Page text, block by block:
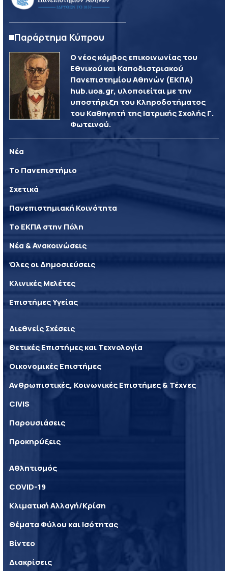
Παράρτημα Κύπρου
Ο νέος κόμβος επικοινωνίας του
Εθνικού και Καποδιστριακού
Πανεπιστημίου Αθηνών (ΕΚΠΑ)
hub.uoa.gr, υλοποιείται με την
υποστήριξη του Κληροδοτήματος
του Καθηγητή της Ιατρικής Σχολής Γ.
Φωτεινού.
Νέα
Το Πανεπιστήμιο
Σχετικά
Πανεπιστημιακή Κοινότητα
Το ΕΚΠΑ στην Πόλη
Νέα & Ανακοινώσεις
Όλες οι Δημοσιεύσεις
Κλινικές Μελέτες
Επιστήμες Υγείας
Διεθνείς Σχέσεις
Θετικές Επιστήμες και Τεχνολογία
Οικονομικές Επιστήμες
Ανθρωπιστικές, Κοινωνικές Επιστήμες & Τέχνες
CIVIS
Παρουσιάσεις
Προκηρύξεις
Αθλητισμός
COVID-19
Κλιματική Αλλαγή/Κρίση
Θέματα Φύλου και Ισότητας
Βίντεο
Διακρίσεις